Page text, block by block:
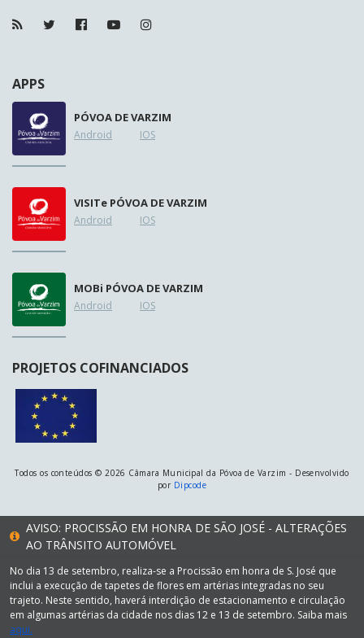
APPS
PÓVOA DE VARZIM
Android IOS
VISITe PÓVOA DE VARZIM
Android IOS
MOBi PÓVOA DE VARZIM
Android IOS
PROJETOS COFINANCIADOS
Todos os conteúdos © 2026 Câmara Municipal da Póvoa de Varzim - Desenvolvido
por Dipcode
AVISO: PROCISSÃO EM HONRA DE SÃO JOSÉ - ALTERAÇÕES
AO TRÂNSITO AUTOMÓVEL
No dia 13 de setembro, realiza-se a Procissão em honra de S. José que
inclui a execução de tapetes de flores em artérias integradas no seu
trajeto. Neste sentido, haverá interdição de estacionamento e circulação
em algumas artérias da cidade nos dias 12 e 13 de setembro. Saiba mais
aqui.